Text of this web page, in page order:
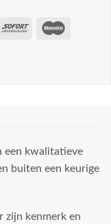
een kwalitatieve
buiten een keurige
zijn kenmerk en